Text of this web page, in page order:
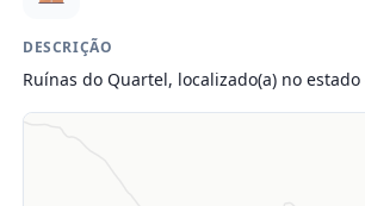
DESCRIÇÃO
Ruínas do Quartel, localizado(a) no